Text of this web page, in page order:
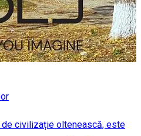
civilizație oltenească, este